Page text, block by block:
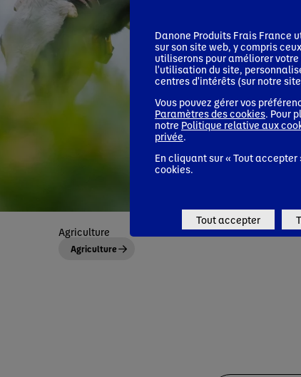
Agriculture
Agriculture
Danone Produits Frais France
sur son site web, y compris
utiliserons pour améliorer
l'utilisation du site,
centres d'intérêts (sur notre
Vous pouvez gérer vos
Paramètres des cookies . Pour
notre Politique relative aux
privée
En cliquant sur « Tout
cookies.
Tout accepter